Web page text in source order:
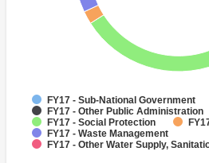
FY17 - Sub-National Government
FY17 - Other Public Administration
FY17 - Social Protection
FY17 - Waste Management
FY17 - Other Water Supply,